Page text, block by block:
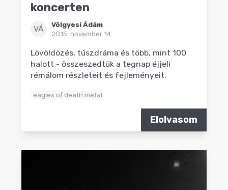
koncerten
VÁ
Völgyesi Ádám
2015. november 14.
Lövöldözés, túszdráma és több, mint 100
halott - összeszedtük a tegnap éjjeli
rémálom részleteit és fejleményeit.
eagles of death metal
Elolvasom